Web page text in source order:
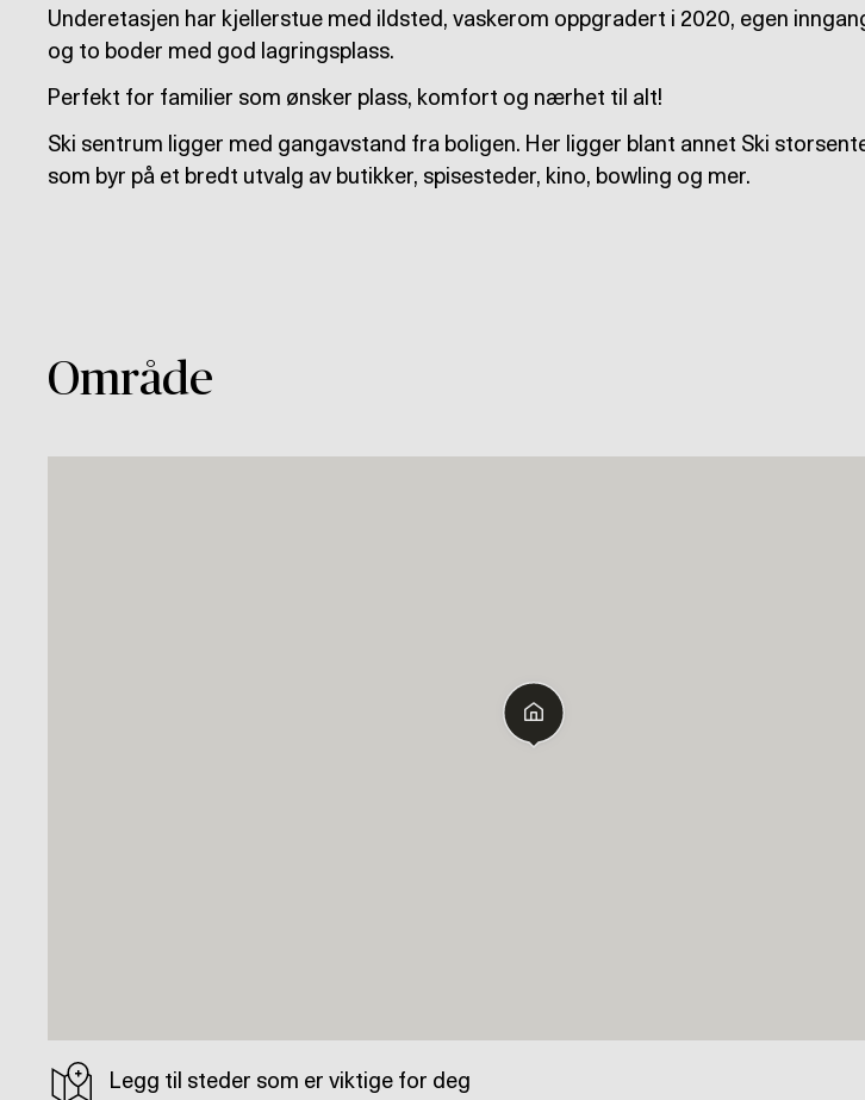
Underetasjen har kjellerstue med ildsted, vaskerom oppgradert i 2020, egen
og to boder med god lagringsplass.
Perfekt for familier som ønsker plass, komfort og nærhet til alt!
Ski sentrum ligger med gangavstand fra boligen. Her ligger blant annet Ski
som byr på et bredt utvalg av butikker, spisesteder, kino, bowling og mer.
Område
Legg til steder som er viktige for deg